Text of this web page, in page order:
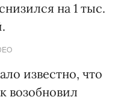
на 1 тыс.
известно, что
возобновил